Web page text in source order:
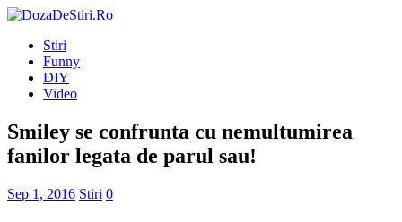
Stiri
Funny
DIY
Video
Smiley se confrunta cu nemultumirea
fanilor legata de parul sau!
Sep 1, 2016 Stiri 0